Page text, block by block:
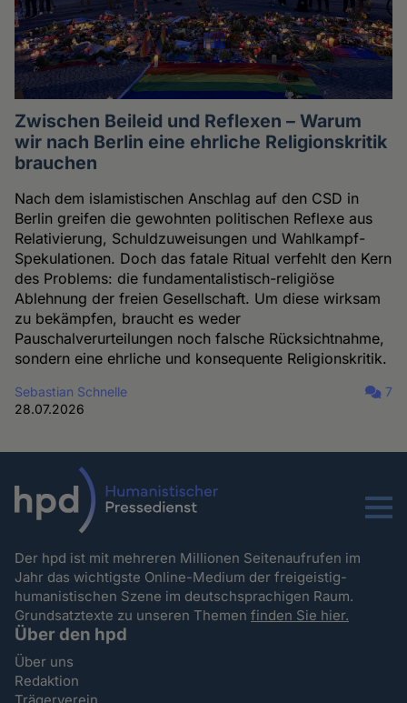
Zwischen Beileid und Reflexen – Warum
wir nach Berlin eine ehrliche Religionskritik
brauchen
Nach dem islamistischen Anschlag auf den CSD in
Berlin greifen die gewohnten politischen Reflexe aus
Relativierung, Schuldzuweisungen und Wahlkampf-
Spekulationen. Doch das fatale Ritual verfehlt den Kern
des Problems: die fundamentalistisch-religiöse
Ablehnung der freien Gesellschaft. Um diese wirksam
zu bekämpfen, braucht es weder
Pauschalverurteilungen noch falsche Rücksichtnahme,
sondern eine ehrliche und konsequente Religionskritik.
Sebastian Schnelle
28.07.2026
7
Menu
Der hpd ist mit mehreren Millionen Seitenaufrufen im
Jahr das wichtigste Online-Medium der freigeistig-
humanistischen Szene im deutschsprachigen Raum.
Grundsatztexte zu unseren Themenfinden Sie hier.
Über den hpd
Über uns
Redaktion